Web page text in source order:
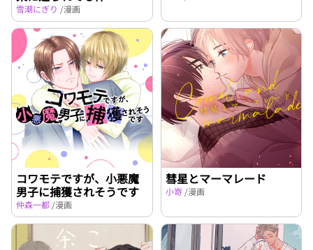
雪潮にぎり /漫画
コワモテですが、小悪魔
男子に捕獲されそうです
仲森一都 /漫画
彗星とマーマレード
小嵜 /漫画